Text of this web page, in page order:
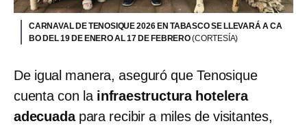
CARNAVAL DE TENOSIQUE 2026 EN TABASCO SE LLEVARÁ A CA
BO DEL 19 DE ENERO AL 17 DE FEBRERO(CORTESÍA)
De igual manera, aseguró que Tenosique
cuenta con la infraestructura hotelera
adecuadapara recibir a miles de visitantes,